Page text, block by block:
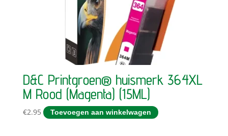
D&C Printgroen® huismerk 364XL
M Rood (Magenta) (15ML)
€2.95 Toevoegen aan winkelwagen